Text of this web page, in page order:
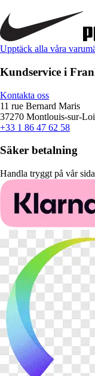
Upptäck alla våra
Kundservice i
Kontakta oss
11 rue Bernard Maris
37270 Montlouis-sur-
+33 1 86 47 62 58
Säker betalning
Handla tryggt på vår sida